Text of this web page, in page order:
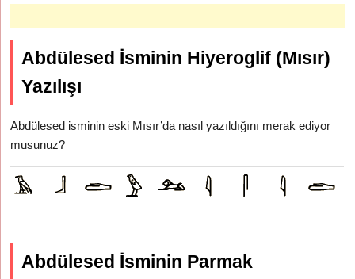
Abdülesed İsminin Hiyeroglif (Mısır)
Yazılışı
Abdülesed isminin eski Mısır’da nasıl yazıldığını merak ediyor
musunuz?
Abdülesed İsminin Parmak